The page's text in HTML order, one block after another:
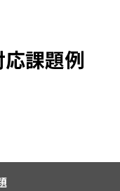
課題例